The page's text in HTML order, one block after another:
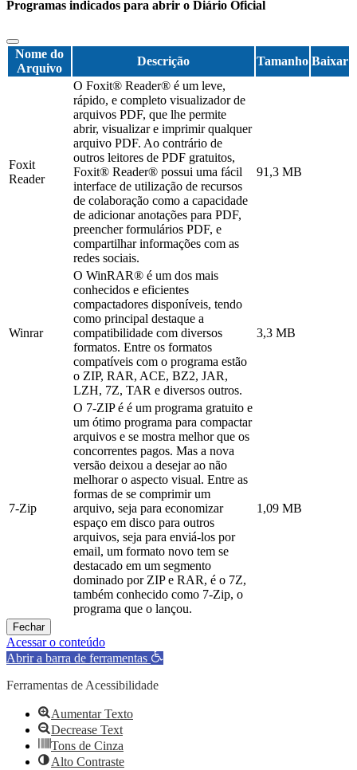
Programas indicados para abrir o Diário Oficial
Nome do
Arquivo
Descrição Tamanho Baixar
Foxit
Reader
O Foxit® Reader® é um leve,
rápido, e completo visualizador de
arquivos PDF, que lhe permite
abrir, visualizar e imprimir qualquer
arquivo PDF. Ao contrário de
outros leitores de PDF gratuitos,
Foxit® Reader® possui uma fácil
interface de utilização de recursos
de colaboração como a capacidade
de adicionar anotações para PDF,
preencher formulários PDF, e
compartilhar informações com as
redes sociais.
91,3 MB
Winrar
O WinRAR® é um dos mais
conhecidos e eficientes
compactadores disponíveis, tendo
como principal destaque a
compatibilidade com diversos
formatos. Entre os formatos
compatíveis com o programa estão
o ZIP, RAR, ACE, BZ2, JAR,
LZH, 7Z, TAR e diversos outros.
3,3 MB
7-Zip
O 7-ZIP é é um programa gratuito e
um ótimo programa para compactar
arquivos e se mostra melhor que os
concorrentes pagos. Mas a nova
versão deixou a desejar ao não
melhorar o aspecto visual. Entre as
formas de se comprimir um
arquivo, seja para economizar
espaço em disco para outros
arquivos, seja para enviá-los por
email, um formato novo tem se
destacado em um segmento
dominado por ZIP e RAR, é o 7Z,
também conhecido como 7-Zip, o
programa que o lançou.
1,09 MB
Fechar
Acessar o conteúdo
Abrir a barra de ferramentas
Ferramentas de Acessibilidade
Aumentar Texto
Decrease Text
Tons de Cinza
Alto Contraste